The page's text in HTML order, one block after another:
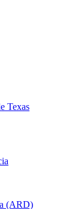
Texas
(ARD)